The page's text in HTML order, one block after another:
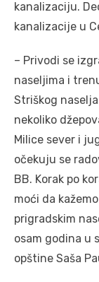
kanalizaciju.
kanalizacije u
– Privodi se
naseljima i
Striškog
nekoliko
Milice sever i
očekuju se
BB. Korak po
moći da
prigradskim
osam godina u
opštine Saša